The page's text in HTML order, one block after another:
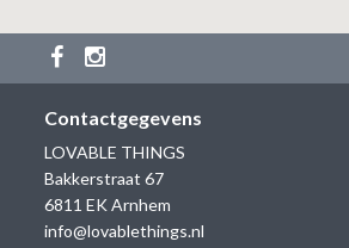
Contactgegevens
LOVABLE THINGS
Bakkerstraat 67
6811 EK Arnhem
info@lovablethings.nl